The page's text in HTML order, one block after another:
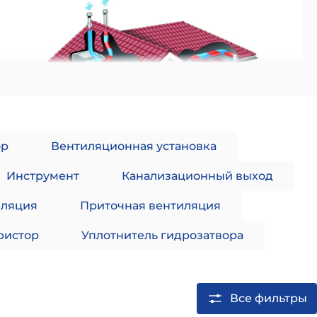
вытягивает воздух из дома к
не устраняется, а смешивается с
Вентиляционная установка
Инструмент Канализационный выход
Приточная вентиляция
Уплотнитель гидрозатвора
Все фильтры